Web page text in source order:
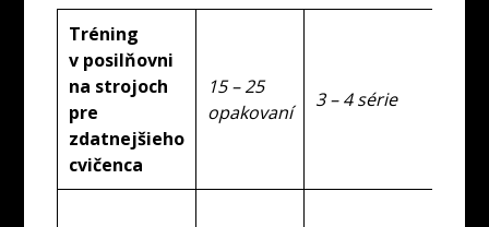
Tréning
v posilňovni
na strojoch
pre
zdatnejšieho
cvičenca
15 – 25
opakovaní
3 – 4 série